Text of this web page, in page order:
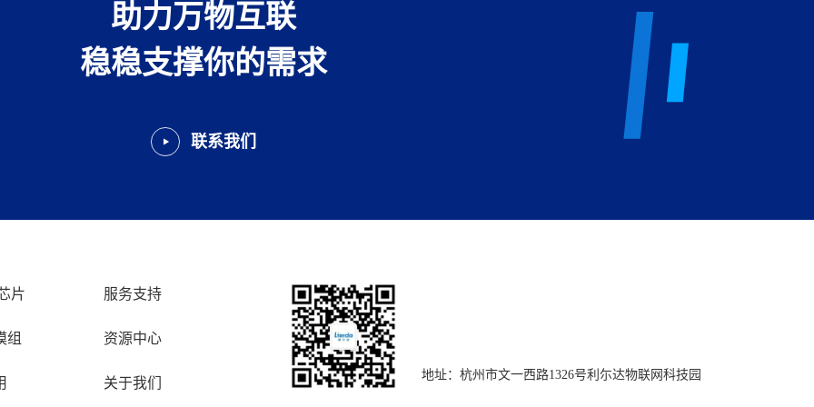
助力万物互联
稳稳支撑你的需求
联系我们
片
组
服务支持
资源中心
关于我们
地址：杭州市文一西路1326号利尓达物联网科技园